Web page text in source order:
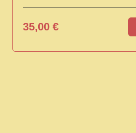
35,00 €